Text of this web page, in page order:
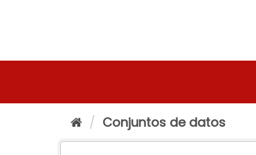
Conjuntos de datos